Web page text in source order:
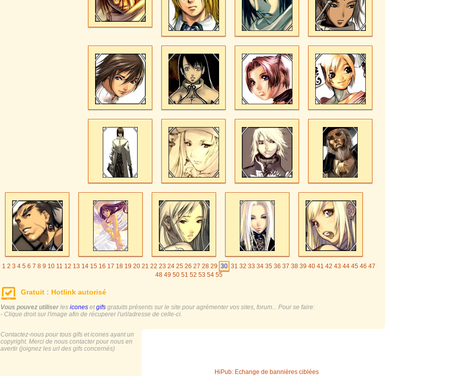
1 2 3 4 5 6 7 8 9 10 11 12 13 14 15 16 17 18 19 20 21 22 23 24 25 26 27 28 29 30 31 32 33 34 35 36 37 38 39 40 41 42 43 44 45 46 47
48 49 50 51 52 53 54 55
Gratuit : Hotlink autorisé
Vous pouvez utiliser les icones etgifs gratuits présents sur le site pour agrémenter vos sites, forum... Pour se faire:
- Clique droit sur l'image afin de récuperer l'url/adresse de celle-ci.
Contactez-nous pour tous gifs et icones ayant un
copyright. Merci de nous contacter pour nous en
avertir (joignez les url des gifs concernés)
HiPub: Echange de bannières ciblées